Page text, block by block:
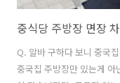
중식당 주방장 면장
Q. 알바 구하다 보니 중국
중국집 주방장만 있는게 아